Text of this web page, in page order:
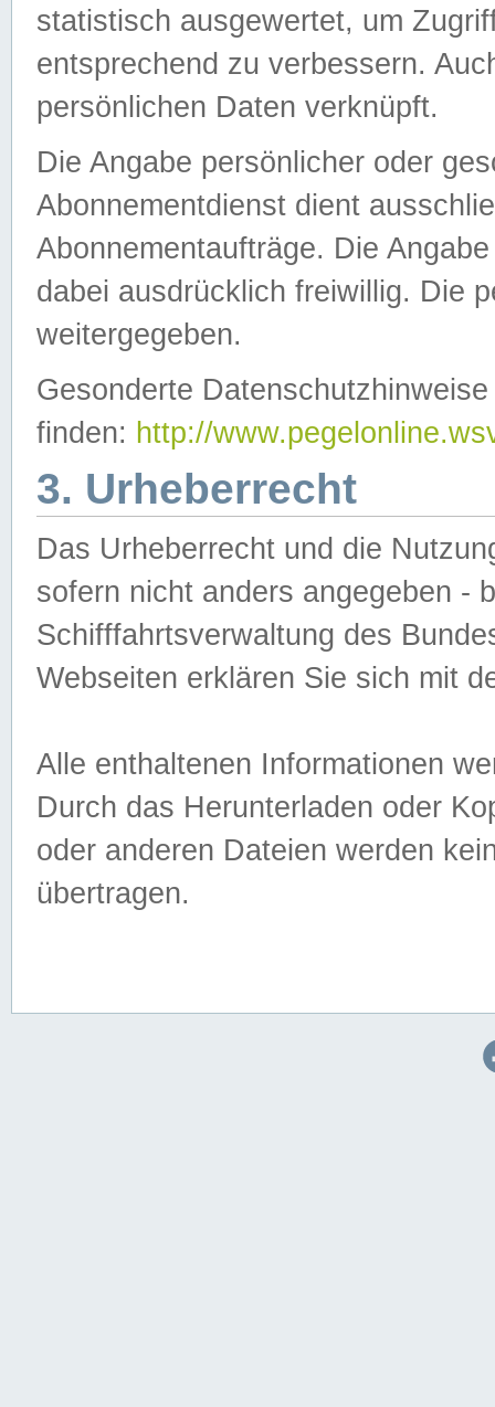
statistisch ausgewertet, um
entsprechend zu verbessern.
persönlichen Daten verknüpft.
Die Angabe persönlicher oder
Abonnementdienst dient
Abonnementaufträge. Die
dabei ausdrücklich freiwillig. Die
weitergegeben.
Gesonderte
finden: http://
3. Urheberrecht
Das Urheberrecht und die
sofern nicht anders angegeben -
Schifffahrtsverwaltung des
Webseiten erklären Sie sich mit
Alle enthaltenen Informationen
Durch das Herunterladen oder
oder anderen Dateien werden
übertragen.